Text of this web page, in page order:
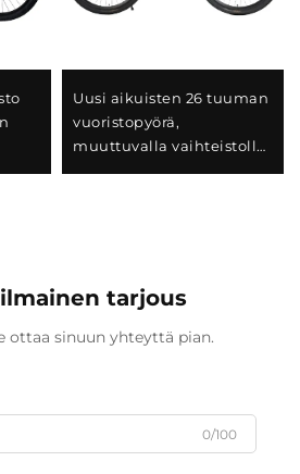
Uusi aikuisten 26 tuuman
vuoristopyörä,
muuttuvalla vaihteistolla
poljinjärjestelmällä,
taittuvalla
ominaisuudella
tarjous
ottaa sinuun yhteyttä pian.
0/100